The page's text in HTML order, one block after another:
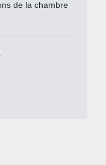
de la chambre